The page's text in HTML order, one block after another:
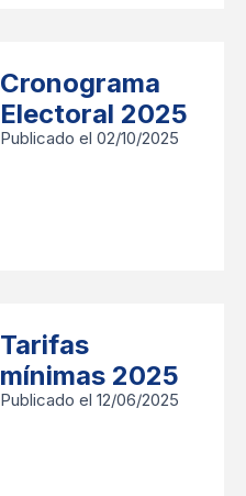
Cronograma
Electoral 2025
Publicado el 02/10/2025
Tarifas
mínimas 2025
Publicado el 12/06/2025